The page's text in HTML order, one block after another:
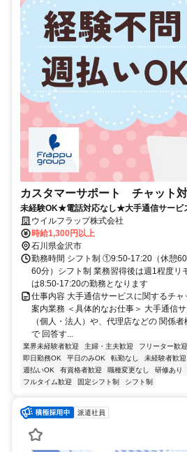
カスタマーサポート チャット
未経験OK★電話対応なし★大手通信サービ
ル完備★慣れたら週1回のリモート勤務も可
ンバウンド事務。
ウイルフラップ株式会社
時給1,300円以上
石川県金沢市
勤務時間 シフト制 ①9:50‐17:20（休憩
60分）シフト制 業務習得後は週1程度リ
は8:50-17:20の勤務となります
仕事内容 大手通信サービスに関するチャ
案内業務 ＜具体的なお仕事＞ 大手通信
（個人・法人）や、代理店などの 関係
で 回答す...
業界未経験者歓迎 主婦・主夫歓迎 フリーター歓迎
即日勤務OK
平日のみOK 転勤なし 未経験者歓迎
週払いOK
有資格者歓迎 職種変更なし 研修あり
フルタイム歓迎
固定シフト制 シフト制
派遣社員